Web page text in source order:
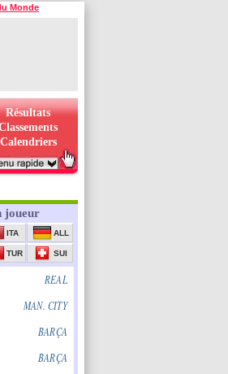
Monde
Résultats
Calendriers